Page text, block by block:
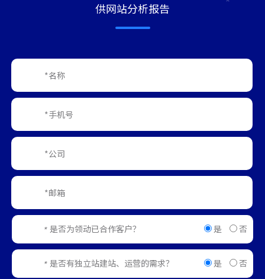
供网站分析报告
* 是否为领动已合作客户？ 是 否
* 是否有独立站建站、运营的需求？ 是 否